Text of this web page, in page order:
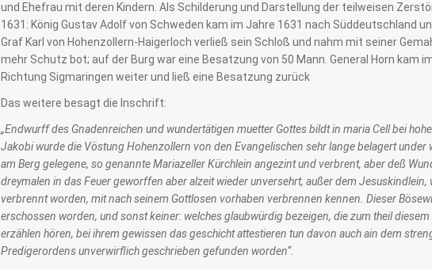
und Ehefrau mit deren Kindern. Als Schilderung und Darstellung der teilweisen
1631: König Gustav Adolf von Schweden kam im Jahre 1631 nach Süddeutschland
Graf Karl von Hohenzollern-Haigerloch verließ sein Schloß und nahm mit seiner
mehr Schutz bot; auf der Burg war eine Besatzung von 50 Mann. General Horn kam
Richtung Sigmaringen weiter und ließ eine Besatzung zurück
Das weitere besagt die Inschrift:
„Endwurff des Gnadenreichen und wundertätigen muetter Gottes bildt in maria Cell bei
Jakobi wurde die Vöstung Hohenzollern von den Evangelischen sehr lange belagert under
am Berg gelegene, so genannte Mariazeller Kürchlein angezint und verbrent, aber deß
dreymalen in das Feuer geworffen aber alzeit wieder unversehrt, außer dem
verbrennt worden, mit nach seinem Gottlosen vorhaben verbrennen kennen. Dieser
erschossen worden, und sonst keiner: welches glaubwürdig bezeigen, die zum theil
erzählen hören, bei ihrem gewissen das geschicht attestieren tun davon auch ain dem
Predigerordens unverwirflich geschrieben gefunden worden“.